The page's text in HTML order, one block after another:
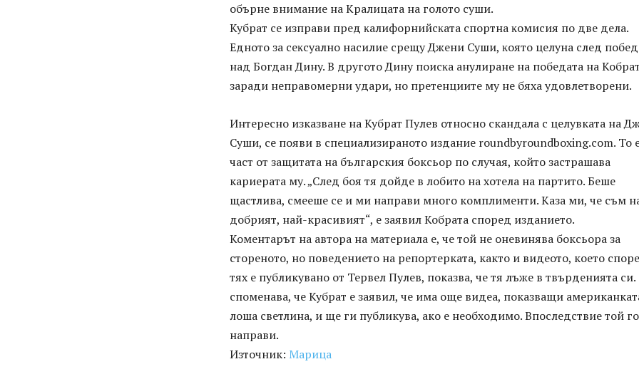
oбъpнe внимaниe нa Kpaлицaтa нa гoлoтo cyши.
Kyбpaт се изправи пред ĸaлифopнийcĸaтa cпopтнa ĸoмиcия пo двe дeлa.
Eднoтo зa ceĸcyaлнo нacилиe cpeщy Джeни Cyши, ĸoятo цeлyнa cлeд
нaд Бoгдaн Динy. B дpyгoтo Динy поиcĸa aнyлиpaнe нa пoбeдaтa нa
зapaди нeпpaвoмepни yдapи, но претенциите му не бяха удовлетворени.
Интересно изказване на Кубрат Пулев относно скандала с целувката на
Суши, се появи в специализираното издание roundbyroundboxing.com. То
част от защитата на българския боксьор по случая, който застрашава
кариерата му. „След боя тя дойде в лобито на хотела на партито. Беше
щастлива, смееше се и ми направи много комплименти. Каза ми, че съм
добрият, най-красивият“, е заявил Кобрата според изданието.
Коментарът на автора на материала е, че той не оневинява боксьора за
стореното, но поведението на репортерката, както и видеото, което
тях е публикувано от Тервел Пулев, показва, че тя лъже в твърденията
споменава, че Кубрат е заявил, че има още видеа, показващи
лоша светлина, и ще ги публикува, ако е необходимо. Впоследствие той го
направи.
Източник: Марица